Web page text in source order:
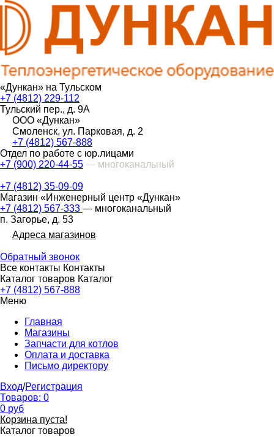
«Дункан» на Тульском
+7 (4812) 229-112
Тульский пер., д. 9А
ООО «Дункан»
Смоленск, ул. Парковая, д. 2
+7 (4812) 567-888
Отдел по работе с юр.лицами
+7 (900) 220-44-55 — многоканальный
+7 (4812) 35-09-09
Магазин «Инженерный центр «Дункан»
+7 (4812) 567-333 — многоканальный
п. Загорье, д. 53
Адреса магазинов
Обратный звонок
Все контакты Контакты
Каталог товаров Каталог
+7 (4812) 567-888
Меню
Главная
Магазины
Запчасти для котлов
Оплата и доставка
Письмо директору
Вход/Регистрация
Товаров: 0
0 руб
Корзина пуста!
Каталог товаров